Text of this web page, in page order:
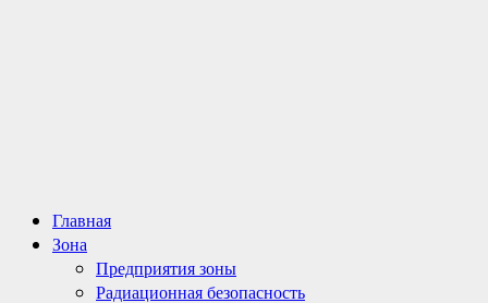
Основное
меню
Главная
Зона
Предприятия зоны
Радиационная безопасность